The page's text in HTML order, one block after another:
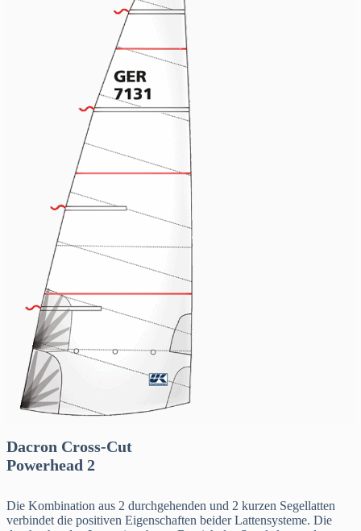
Dacron Cross-Cut
Powerhead 2
Die Kombination aus 2 durchgehenden und 2 kurzen Segellatten
verbindet die positiven Eigenschaften beider Lattensysteme. Die